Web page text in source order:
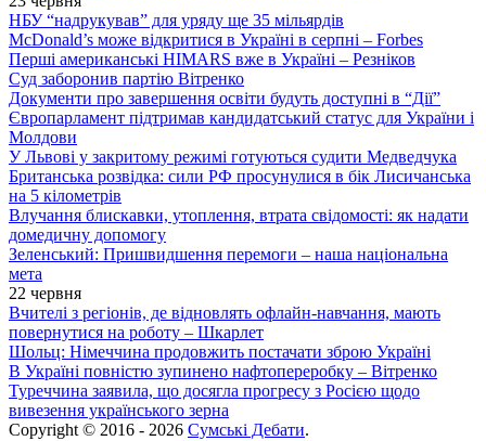
НБУ “надрукував” для уряду ще 35 мільярдів
McDonald’s може відкритися в Україні в серпні – Forbes
Перші американські HIMARS вже в Україні – Резніков
Суд заборонив партію Вітренко
Документи про завершення освіти будуть доступні в “Дії”
Європарламент підтримав кандидатський статус для України і
Молдови
У Львові у закритому режимі готуються судити Медведчука
Британська розвідка: сили РФ просунулися в бік Лисичанська
на 5 кілометрів
Влучання блискавки, утоплення, втрата свідомості: як надати
домедичну допомогу
Зеленський: Пришвидшення перемоги – наша національна
мета
22 червня
Вчителі з регіонів, де відновлять офлайн-навчання, мають
повернутися на роботу – Шкарлет
Шольц: Німеччина продовжить постачати зброю Україні
В Україні повністю зупинено нафтопереробку – Вітренко
Туреччина заявила, що досягла прогресу з Росією щодо
вивезення українського зерна
Copyright © 2016 - 2026 Сумські Дебати.